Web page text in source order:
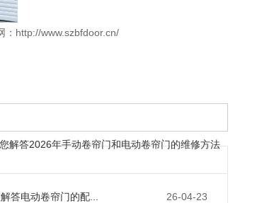
：http://www.szbfdoor.cn/
解答2026年手动卷帘门和电动卷帘门的维修方法
26-04-23
答电动卷帘门的配...